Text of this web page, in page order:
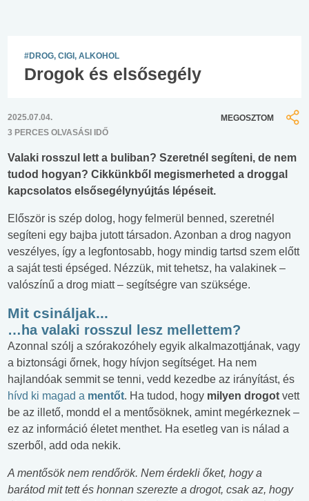
#DROG, CIGI, ALKOHOL
Drogok és elsősegély
2025.07.04.
3 PERCES OLVASÁSI IDŐ
MEGOSZTOM
Valaki rosszul lett a buliban? Szeretnél segíteni, de nem
tudod hogyan? Cikkünkből megismerheted a droggal
kapcsolatos elsősegélynyújtás lépéseit.
Először is szép dolog, hogy felmerül benned, szeretnél
segíteni egy bajba jutott társadon. Azonban a drog nagyon
veszélyes, így a legfontosabb, hogy mindig tartsd szem előtt
a saját testi épséged. Nézzük, mit tehetsz, ha valakinek –
valószínű a drog miatt – segítségre van szüksége.
Mit csináljak...
…ha valaki rosszul lesz mellettem?
Azonnal szólj a szórakozóhely egyik alkalmazottjának, vagy
a biztonsági őrnek, hogy hívjon segítséget. Ha nem
hajlandóak semmit se tenni, vedd kezedbe az irányítást, és
hívd ki magad a mentőt. Ha tudod, hogy milyen drogot vett
be az illető, mondd el a mentősöknek, amint megérkeznek –
ez az információ életet menthet. Ha esetleg van is nálad a
szerből, add oda nekik.
A mentősök nem rendőrök. Nem érdekli őket, hogy a
barátod mit tett és honnan szerezte a drogot, csak az, hogy